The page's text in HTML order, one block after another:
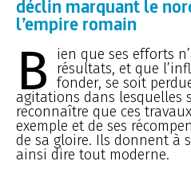
déclin marquant le
l’empire romain
B
ien que ses efforts
résultats, et que
fonder, se soit
agitations dans lesquelles
reconnaître que ces
exemple et de ses
de sa gloire. Ils donnent à
ainsi dire tout moderne.